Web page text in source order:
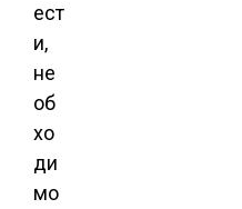
ест
и,
не
об
хо
ди
мо